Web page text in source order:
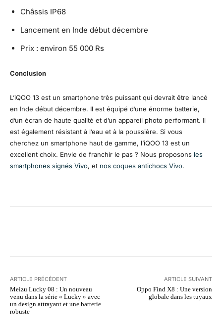
Châssis IP68
Lancement en Inde début décembre
Prix : environ 55 000 Rs
Conclusion
L’iQOO 13 est un smartphone très puissant qui devrait être lancé
en Inde début décembre. Il est équipé d’une énorme batterie,
d’un écran de haute qualité et d’un appareil photo performant. Il
est également résistant à l’eau et à la poussière. Si vous
cherchez un smartphone haut de gamme, l’iQOO 13 est un
excellent choix. Envie de franchir le pas ? Nous proposons les
smartphones signés Vivo, et nos coques antichocs Vivo.
ARTICLE PRÉCÉDENT
Meizu Lucky 08 : Un nouveau
venu dans la série « Lucky » avec
un design attrayant et une batterie
robuste
ARTICLE SUIVANT
Oppo Find X8 : Une version
globale dans les tuyaux